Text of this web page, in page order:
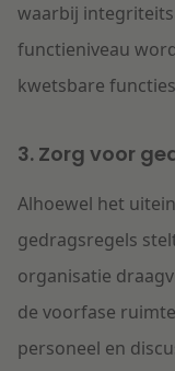
waarbij
functieniveau
kwetsbare
3. Zorg voor
Alhoewel het
gedragsregels
organisatie
de voorfase
personeel en